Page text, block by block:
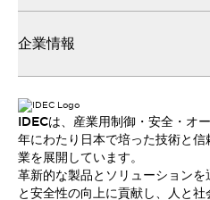
企業情報
IDECは、産業用制御・安全・オ
年にわたり日本で培った技術と信
業を展開しています。
革新的な製品とソリューションを
と安全性の向上に貢献し、人と